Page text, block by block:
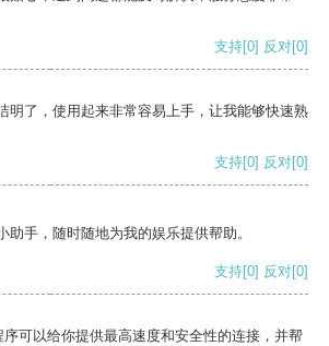
支持[0] 反对[0]
明了，使用起来非常容易上手，让我能够快速熟
支持[0] 反对[0]
助手，随时随地为我的娱乐提供帮助。
支持[0] 反对[0]
可以给你提供最高速度和安全性的连接，并帮